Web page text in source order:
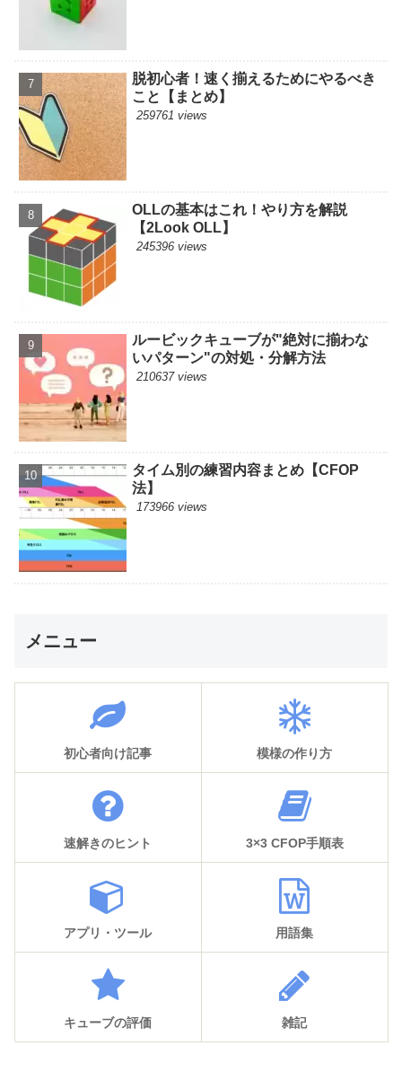
脱初心者！速く揃えるためにやるべき
こと【まとめ】
259761 views
OLLの基本はこれ！やり方を解説
【2Look OLL】
245396 views
ルービックキューブが"絶対に揃わな
いパターン"の対処・分解方法
210637 views
タイム別の練習内容まとめ【CFOP
法】
173966 views
メニュー
初心者向け記事 模様の作り方
速解きのヒント 3×3 CFOP手順表
アプリ・ツール 用語集
キューブの評価 雑記